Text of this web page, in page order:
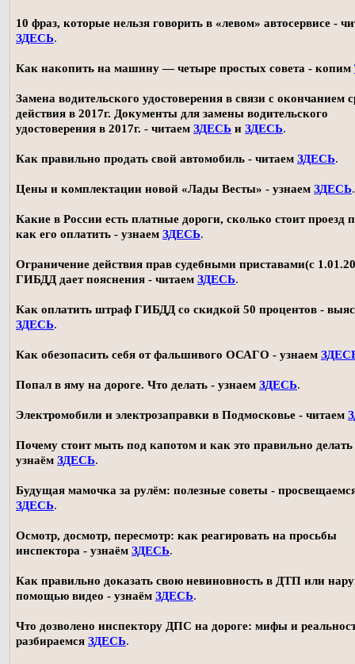
10 фраз, которые нельзя говорить в «левом» автосервисе -
ЗДЕСЬ.
Как накопить на машину — четыре простых совета - копим
Замена водительского удостоверения в связи с окончанием
действия в 2017г. Документы для замены водительского
удостоверения в 2017г. - читаем ЗДЕСЬ и ЗДЕСЬ.
Как правильно продать свой автомобиль - читаем ЗДЕСЬ.
Цены и комплектации новой «Лады Весты» - узнаем ЗДЕСЬ.
Какие в России есть платные дороги, сколько стоит проезд
как его оплатить - узнаем ЗДЕСЬ.
Ограничение действия прав судебными приставами(с
ГИБДД дает пояснения - читаем ЗДЕСЬ.
Как оплатить штраф ГИБДД со скидкой 50 процентов -
ЗДЕСЬ.
Как обезопасить себя от фальшивого ОСАГО - узнаем
Попал в яму на дороге. Что делать - узнаем ЗДЕСЬ.
Электромобили и электрозаправки в Подмосковье - читаем
Почему стоит мыть под капотом и как это правильно делать
узнаём ЗДЕСЬ.
Будущая мамочка за рулём: полезные советы -
ЗДЕСЬ.
Осмотр, досмотр, пересмотр: как реагировать на просьбы
инспектора - узнаём ЗДЕСЬ.
Как правильно доказать свою невиновность в ДТП или
помощью видео - узнаём ЗДЕСЬ.
Что дозволено инспектору ДПС на дороге: мифы и
разбираемся ЗДЕСЬ.